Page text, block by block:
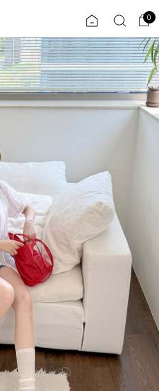
0
ENG
TW
입
익스클루시브
아우터
티셔츠
원피스
0